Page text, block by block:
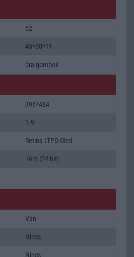
52
45*38*11
óra gombok
396*484
1.9
Retina LTPO Oled
16m (24 bit)
Van
Nincs
Nincs